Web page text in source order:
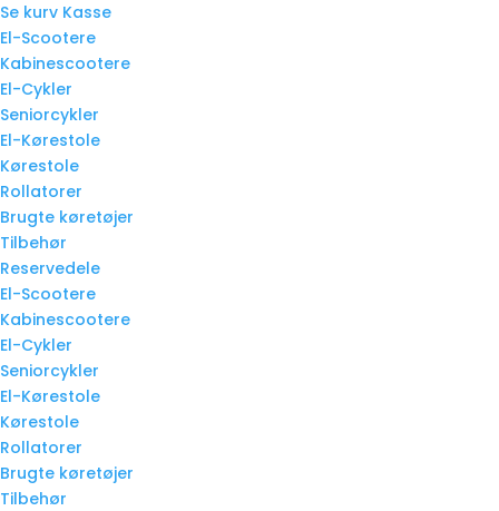
Se kurv Kasse
El-Scootere
Kabinescootere
El-Cykler
Seniorcykler
El-Kørestole
Kørestole
Rollatorer
Brugte køretøjer
Tilbehør
Reservedele
El-Scootere
Kabinescootere
El-Cykler
Seniorcykler
El-Kørestole
Kørestole
Rollatorer
Brugte køretøjer
Tilbehør